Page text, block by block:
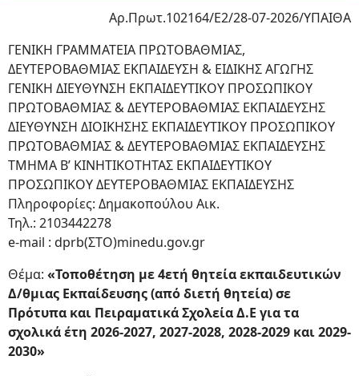
Αρ.Πρωτ.102164/Ε2/28-07-2026/ΥΠΑΙΘΑ
ΓΕΝΙΚΗ ΓΡΑΜΜΑΤΕΙΑ ΠΡΩΤΟΒΑΘΜΙΑΣ,
ΔΕΥΤΕΡΟΒΑΘΜΙΑΣ ΕΚΠΑΙΔΕΥΣΗ & ΕΙΔΙΚΗΣ ΑΓΩΓΗΣ
ΓΕΝΙΚΗ ΔΙΕΥΘΥΝΣΗ ΕΚΠΑΙΔΕΥΤΙΚΟΥ ΠΡΟΣΩΠΙΚΟΥ
ΠΡΩΤΟΒΑΘΜΙΑΣ & ΔΕΥΤΕΡΟΒΑΘΜΙΑΣ ΕΚΠΑΙΔΕΥΣΗΣ
ΔΙΕΥΘΥΝΣΗ ΔΙΟΙΚΗΣΗΣ ΕΚΠΑΙΔΕΥΤΙΚΟΥ ΠΡΟΣΩΠΙΚΟΥ
ΠΡΩΤΟΒΑΘΜΙΑΣ & ΔΕΥΤΕΡΟΒΑΘΜΙΑΣ ΕΚΠΑΙΔΕΥΣΗΣ
ΤΜΗΜΑ Β’ ΚΙΝΗΤΙΚΟΤΗΤΑΣ ΕΚΠΑΙΔΕΥΤΙΚΟΥ
ΠΡΟΣΩΠΙΚΟΥ ΔΕΥΤΕΡΟΒΑΘΜΙΑΣ ΕΚΠΑΙΔΕΥΣΗΣ
Πληροφορίες: Δημακοπούλου Αικ.
Τηλ.: 2103442278
e-mail : dprb(ΣΤΟ)minedu.gov.gr
Θέμα: «Τοποθέτηση με 4ετή θητεία εκπαιδευτικών
Δ/θμιας Εκπαίδευσης (από διετή θητεία) σε
Πρότυπα και Πειραματικά Σχολεία Δ.Ε για τα
σχολικά έτη 2026-2027, 2027-2028, 2028-2029 και 2029-
2030»